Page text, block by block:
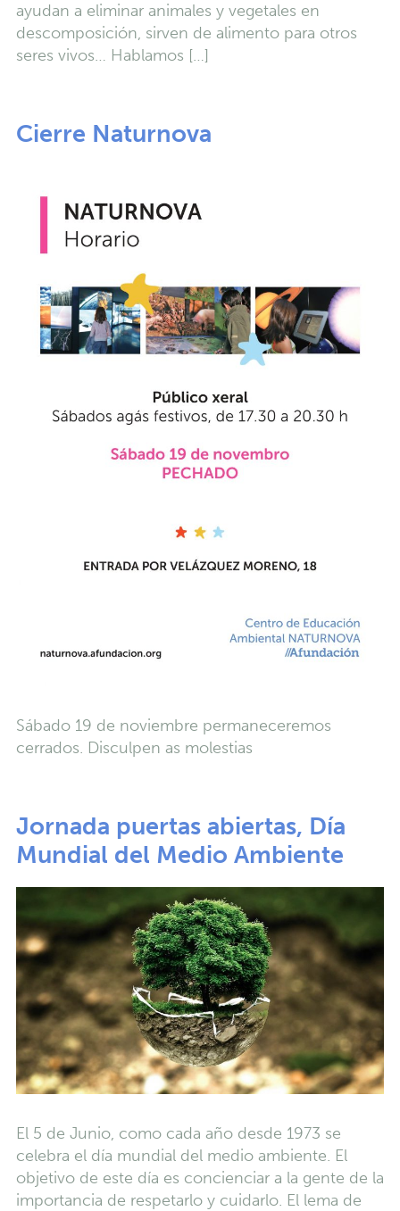
ayudan a eliminar animales y vegetales en
descomposición, sirven de alimento para otros
seres vivos… Hablamos […]
Cierre Naturnova
Sábado 19 de noviembre permaneceremos
cerrados. Disculpen as molestias
Jornada puertas abiertas, Día
Mundial del Medio Ambiente
El 5 de Junio, como cada año desde 1973 se
celebra el día mundial del medio ambiente. El
objetivo de este día es concienciar a la gente de la
importancia de respetarlo y cuidarlo. El lema de